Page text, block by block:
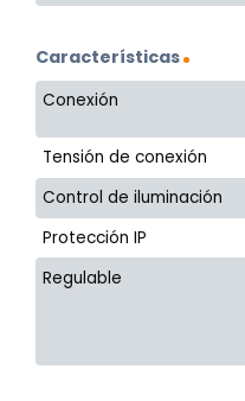
Características
Conexión
Tensión de conexión
Control de iluminación
Protección IP
Regulable